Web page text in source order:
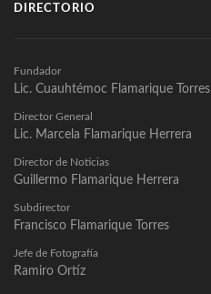
DIRECTORIO
Fundador
Lic. Cuauhtémoc Flamarique Torres
Director General
Lic. Marcela Flamarique Herrera
Director de Noticias
Guillermo Flamarique Herrera
Subdirector
Francisco Flamarique Torres
Jefe de Fotografía
Ramiro Ortíz